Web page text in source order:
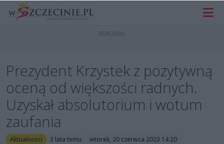
Prezydent Krzystek z pozytywną
oceną od większości radnych.
Uzyskał absolutorium i wotum
zaufania
Aktualności 3 lata temu wtorek, 20 czerwca 2023 14:20